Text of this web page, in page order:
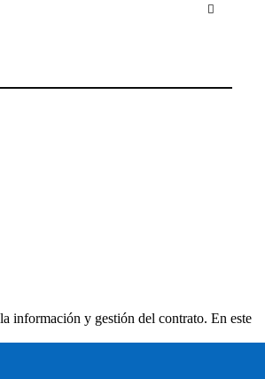
información y gestión del contrato. En este